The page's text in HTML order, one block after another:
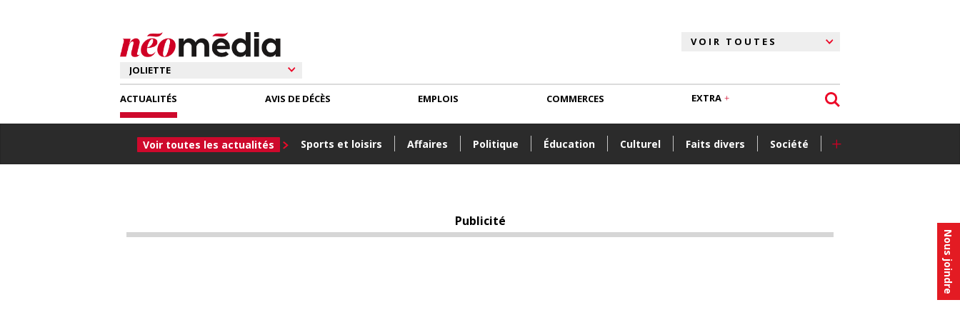
Nous joindre
ACTUALITÉS
Voir toutes les actualités Sports et loisirs Affaires Politique Éducation Culturel Faits divers Société +
AVIS DE DÉCÈS EMPLOIS COMMERCES EXTRA
Publicité